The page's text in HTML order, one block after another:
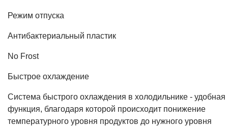
Режим отпуска
Антибактериальный пластик
No Frost
Быстрое охлаждение
Система быстрого охлаждения в холодильнике - удобная
функция, благодаря которой происходит понижение
температурного уровня продуктов до нужного уровня